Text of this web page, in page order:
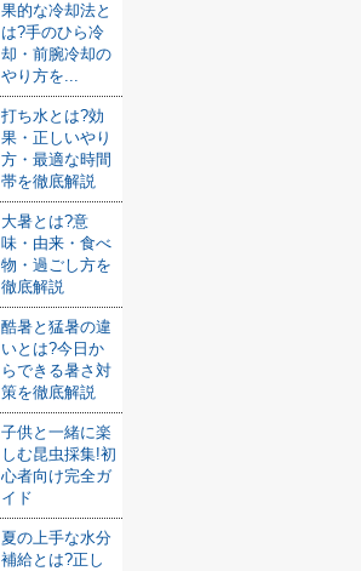
果的な冷却法と
は?手のひら冷
却・前腕冷却の
やり方を...
打ち水とは?効
果・正しいやり
方・最適な時間
帯を徹底解説
大暑とは?意
味・由来・食べ
物・過ごし方を
徹底解説
酷暑と猛暑の違
いとは?今日か
らできる暑さ対
策を徹底解説
子供と一緒に楽
しむ昆虫採集!初
心者向け完全ガ
イド
夏の上手な水分
補給とは?正し